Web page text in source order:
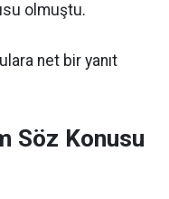
olmuştu.
net bir yanıt
Söz Konusu